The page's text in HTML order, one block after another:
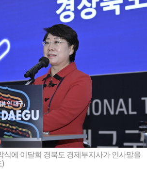
에 이달희 경북도 경제부지사가 인사말을